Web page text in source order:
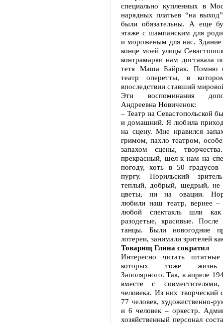
специально купленных в
нарядных платьев “на
были обязательны. А еще
этаже с шампанским для
и мороженым для нас. Здание
конце моей улицы
контрамарки нам доставала
тетя Маша Байрак. Помню
театр оперетты, в
впоследствии ставший
Эти воспоминания
Андреевна Новиченок:
– Театр на Севастопольской
и домашний. Я любила
на сцену. Мне нравился
гримом, пахло театром,
запахом сцены,
прекрасный, шел к нам на
погоду, хоть в 50
пургу. Норильский
теплый, добрый, щедрый, не
цветы, ни на овации.
любили наш театр, вернее
любой спектакль шли
разодетые, красивые. После
танцы. Были новогодние
лотереи, занимали зрителей
Товарищ Глина сократил
Интересно читать
которых тоже жизнь
Заполярного. Так, в апреле
вместе с
человека. Из них творческий
77 человек, художественно-
и 6 человек – оркестр.
хозяйственный персонал